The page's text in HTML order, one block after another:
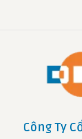
Công Ty